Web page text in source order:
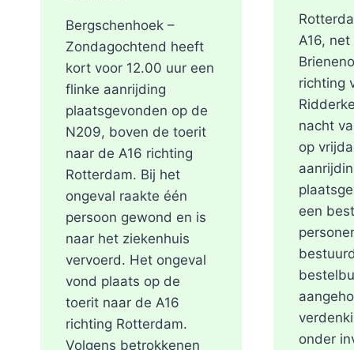
Bergschenhoek –
Zondagochtend heeft
kort voor 12.00 uur een
flinke aanrijding
plaatsgevonden op de
N209, boven de toerit
naar de A16 richting
Rotterdam. Bij het
ongeval raakte één
persoon gewond en is
naar het ziekenhuis
vervoerd. Het ongeval
vond plaats op de
toerit naar de A16
richting Rotterdam.
Volgens betrokkenen
A16,
richting
nacht
op
een
onder